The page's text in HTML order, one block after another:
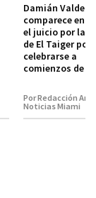
Damián Valdez
comparece en
el juicio por la
de El Taiger
celebrarse a
comienzos de
Por Redacción
Noticias Miami